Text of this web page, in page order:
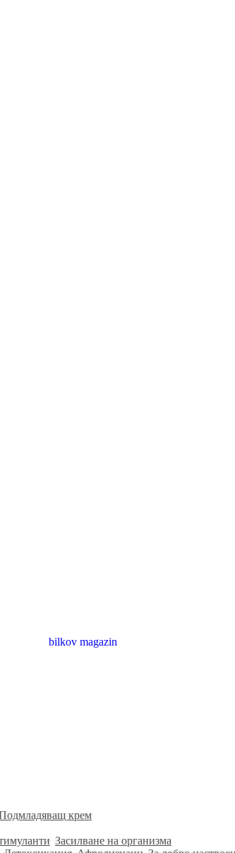
крем
Засилване на организма